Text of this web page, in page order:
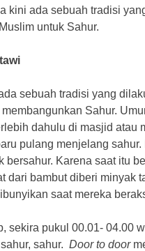
kini ada sebuah tradisi
untuk Sahur.
sebuah tradisi yang
Sahur.
dahulu di masjid atau
pulang menjelang
bersahur. Karena saat itu
dari bambut diberi minyak
saat mereka
sekira pukul 00.01- 04.00
sahur. Door to door